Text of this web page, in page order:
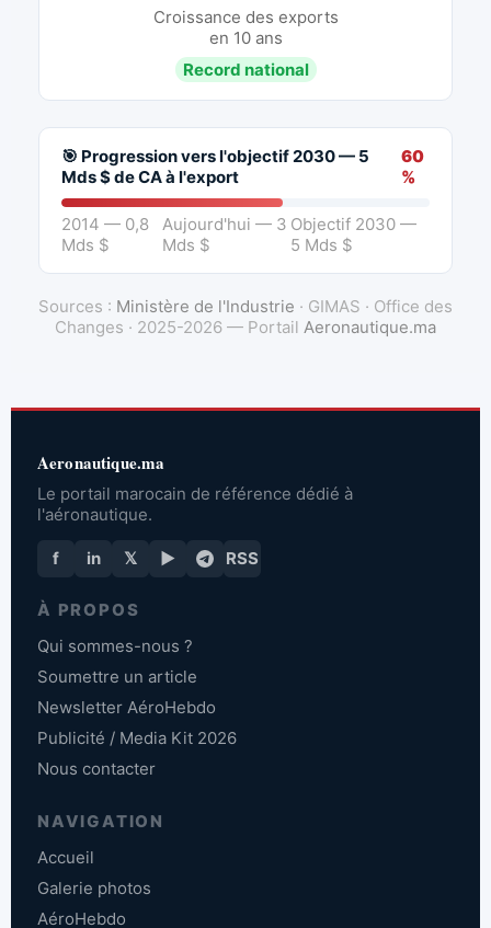
Croissance des exports
en 10 ans
Record national
🎯 Progression vers l'objectif 2030 — 5
Mds $ de CA à l'export
60
%
2014 — 0,8
Mds $
Aujourd'hui — 3
Mds $
Objectif 2030 —
5 Mds $
Sources : Ministère de l'Industrie · GIMAS · Office des
Changes · 2025-2026 — Portail Aeronautique.ma
Aeronautique.ma
Le portail marocain de référence dédié à
l'aéronautique.
f in 𝕏 ▶ RSS
À PROPOS
Qui sommes-nous ?
Soumettre un article
Newsletter AéroHebdo
Publicité / Media Kit 2026
Nous contacter
NAVIGATION
Accueil
Galerie photos
AéroHebdo